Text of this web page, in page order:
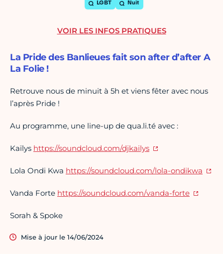
LGBT Nuit
La Pride des Banlieues fait son after d’after A
La Folie !
Retrouve nous de minuit à 5h et viens fêter avec nous
l’après Pride !
Au programme, une line-up de qua.li.té avec :
Kaïlys https://soundcloud.com/djkailys
Lola Ondi Kwa https://soundcloud.com/lola-ondikwa
Vanda Forte https://soundcloud.com/vanda-forte
Sorah & Spoke
Mise à jour le 14/06/2024
VOIR LES INFOS PRATIQUES